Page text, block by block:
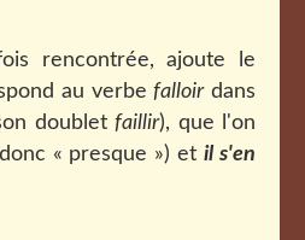
rencontrée, ajoute le
au verbefalloirdans
doubletfaillir), que l'on
« presque ») etil s'en